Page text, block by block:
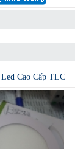
Cao Cấp TLC